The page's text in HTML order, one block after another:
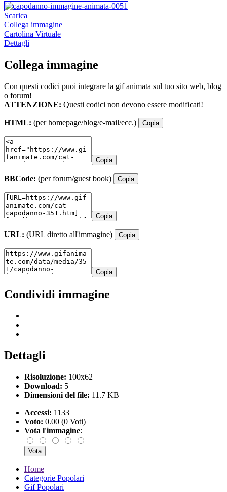
Scarica
Collega immagine
Cartolina Virtuale
Dettagli
Collega immagine
Con questi codici puoi integrare la gif animata sul tuo sito web, blog
o forum!
ATTENZIONE: Questi codici non devono essere modificati!
HTML: (per homepage/blog/e-mail/ecc.) Copia
Copia
BBCode: (per forum/guest book) Copia
Copia
URL: (URL diretto all'immagine) Copia
Copia
Condividi immagine
Dettagli
Risoluzione: 100x62
Download: 5
Dimensioni del file: 11.7 KB
Accessi: 1133
Voto: 0.00 (0 Voti)
Vota l'immagine:
Home
Categorie Popolari
Gif Popolari